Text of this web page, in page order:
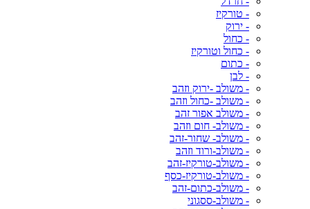
- טורקיז
- ירוק
- כחול
- כחול וטורקיז
- כתום
- לבן
- משולב -ירוק וזהב
- משולב -כחול וזהב
- משולב אפור זהב
- משולב- חום וזהב
- משולב- שחור-זהב
- משולב-ורוד וזהב
- משולב-טורקיז-זהב
- משולב-טורקיז-כסף
- משולב-כתום-זהב
- משולב-ססגוני